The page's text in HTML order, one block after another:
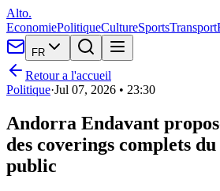
Alto.
EconomiePolitiqueCultureSportsTransport
FR
Retour a l'accueil
Politique·Jul 07, 2026 • 23:30
Andorra Endavant
des coverings complets du
public